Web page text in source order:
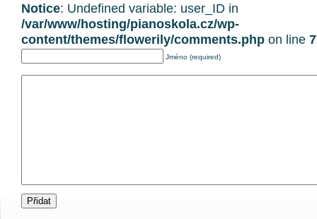
Notice: Undefined variable: user_ID in
/var/www/hosting/pianoskola.cz/wp-
content/themes/flowerily/comments.php on line
Jméno (required)